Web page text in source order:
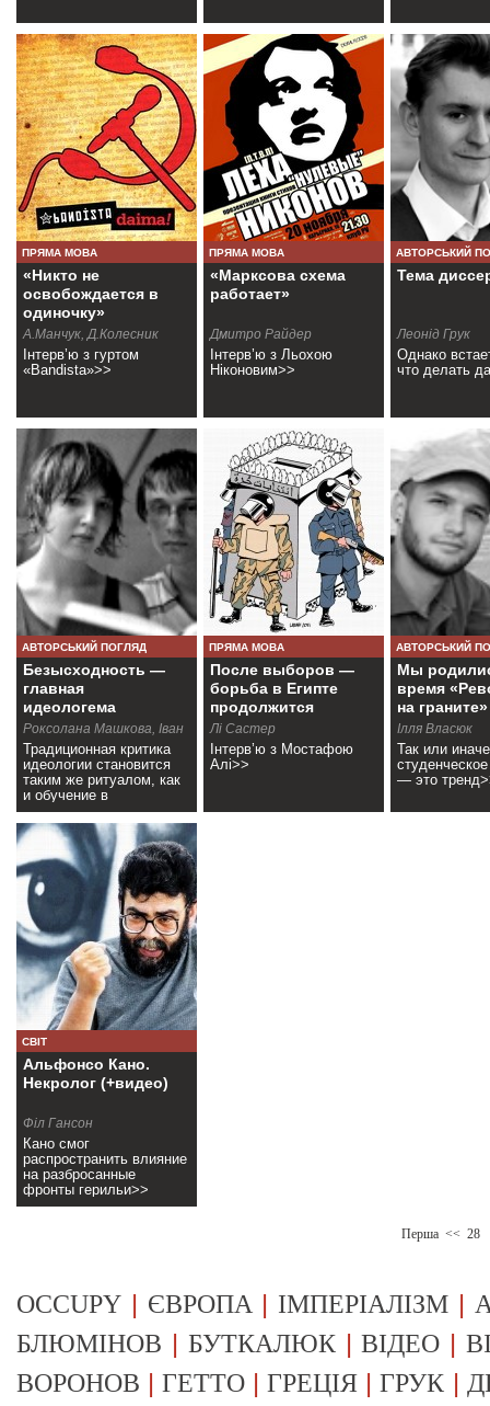
ПРЯМА МОВА
«Никто не
освобождается в
одиночку»
А.Манчук, Д.Колесник
Інтерв’ю з гуртом
«Bandista»>>
ПРЯМА МОВА
«Марксова схема
работает»
Дмитро Райдер
Інтерв’ю з Льохою
Ніконовим>>
АВТОРСЬКИЙ
Тема
Леонід Грук
Однако
что делать
АВТОРСЬКИЙ ПОГЛЯД
Безысходность —
главная
идеологема
Роксолана Машкова, Іван
Шматко
Традиционная критика
идеологии становится
таким же ритуалом, как
и обучение в
университете или
выборы>>
ПРЯМА МОВА
После выборов —
борьба в Египте
продолжится
Лі Састер
Інтерв’ю з Мостафою
Алі>>
АВТОРСЬКИЙ
Мы
время
на граните»
Ілля Власюк
Так или
— это
СВІТ
Альфонсо Кано.
Некролог (+видео)
Філ Гансон
Кано смог
распространить влияние
на разбросанные
фронты герильи>>
Перша << 28
OCCUPY | ЄВРОПА | ІМПЕРІАЛІЗМ |
БЛЮМІНОВ | БУТКАЛЮК|ВІДЕО |
ВОРОНОВ |ГЕТТО |ГРЕЦІЯ |ГРУК |